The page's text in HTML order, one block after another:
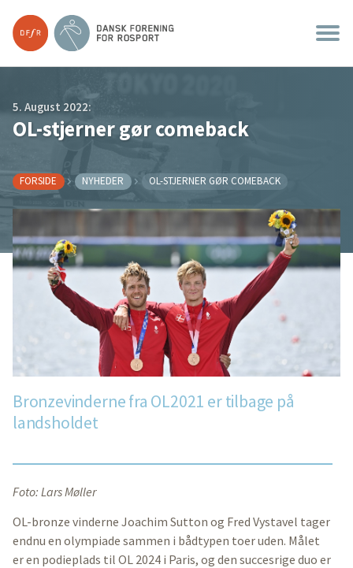
5. August 2022:
OL-stjerner gør comeback
FORSIDE NYHEDER OL-STJERNER GØR COMEBACK
Bronzevinderne fra OL2021 er tilbage på
landsholdet
Foto: Lars Møller
OL-bronze vinderne Joachim Sutton og Fred Vystavel tager
endnu en olympiade sammen i bådtypen toer uden. Målet
er en podieplads til OL 2024 i Paris, og den succesrige duo er